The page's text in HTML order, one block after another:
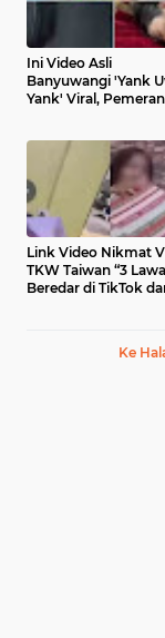
Ini Video Asli
Banyuwangi 'Yank
Yank' Viral, Pemeran
Link Video Nikmat
TKW Taiwan “3
Beredar di TikTok
Ke